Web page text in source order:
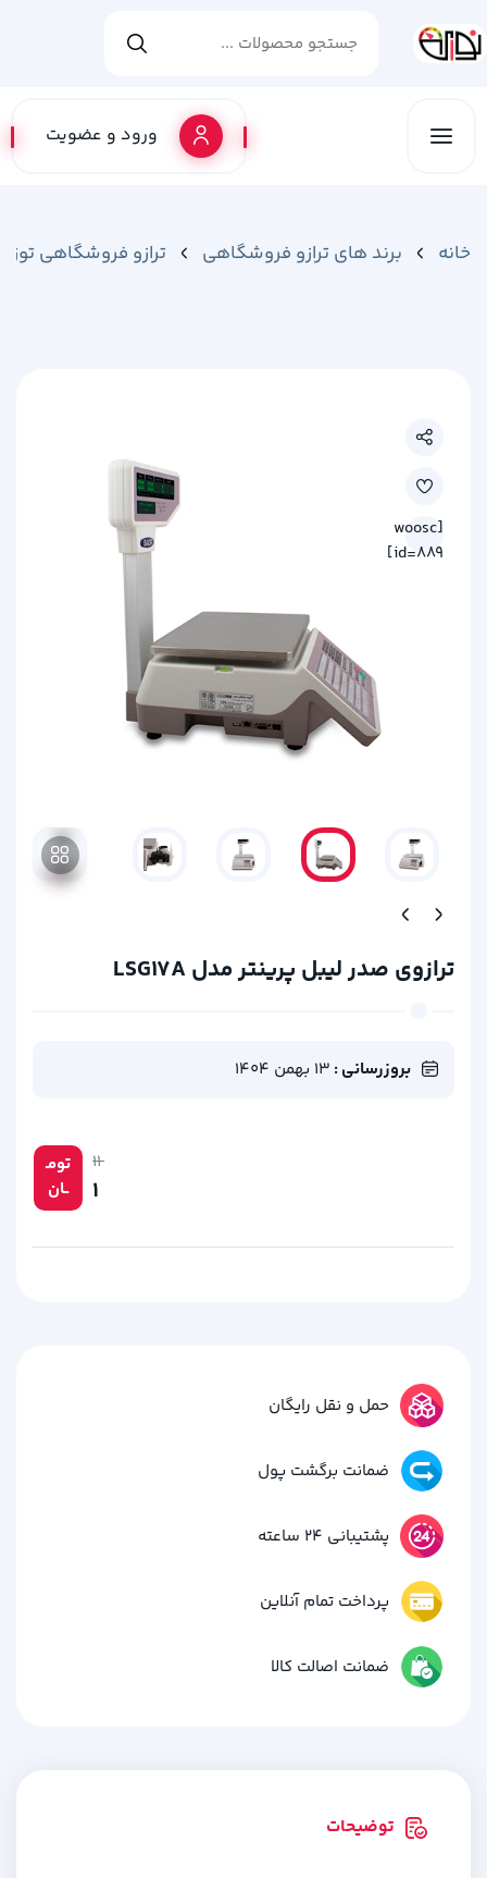
ورود و عضویت
خانه برند های ترازو فروشگاهی ترازو فروشگاهی
[woosc
id=889]
ترازوی صدر لیبل پرینتر مدل LSG17A
بروزرسانی : 13 بهمن 1404
تومـ
ــان
۱۱
حمل و نقل رایگان
ضمانت برگشت پول
پشتیبانی 24 ساعته
پرداخت تمام آنلاین
ضمانت اصالت کالا
توضیحات